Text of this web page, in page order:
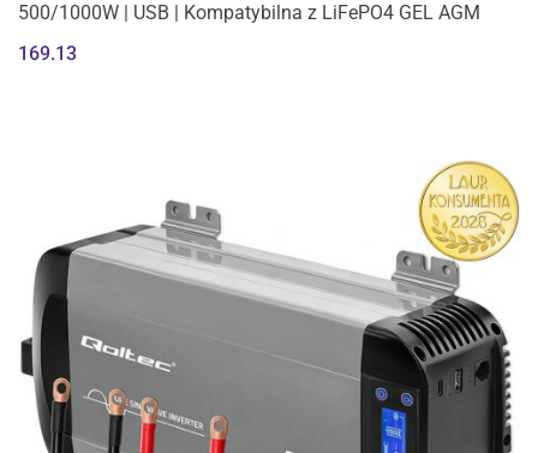
500/1000W | USB | Kompatybilna z LiFePO4 GEL AGM
169.13